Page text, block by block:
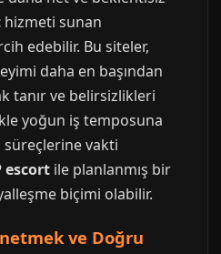
hizmeti sunan
edebilir. Bu siteler,
daha en başından
tanır ve belirsizlikleri
yoğun iş temposuna
süreçlerine vakti
escort ile planlanmış bir
biçimi olabilir.
ve Doğru